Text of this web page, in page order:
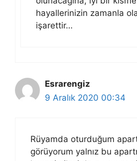
hayallerinizin zamanla
işarettir…
Esrarengiz
9 Aralık 2020 00:34
Rüyamda oturduğum
görüyorum yalnız bu